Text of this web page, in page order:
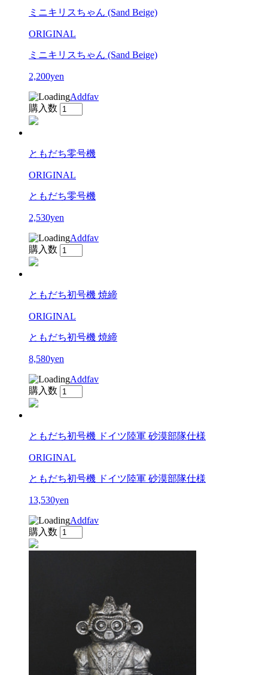
ミニキリスちゃん (Sand Beige)
ORIGINAL
ミニキリスちゃん (Sand Beige)
2,200yen
Addfav
購入数
ともだち零号機
ORIGINAL
ともだち零号機
2,530yen
Addfav
購入数
ともだち初号機 焼締
ORIGINAL
ともだち初号機 焼締
8,580yen
Addfav
購入数
ともだち初号機 ドイツ陸軍 砂漠部隊仕様
ORIGINAL
ともだち初号機 ドイツ陸軍 砂漠部隊仕様
13,530yen
Addfav
購入数